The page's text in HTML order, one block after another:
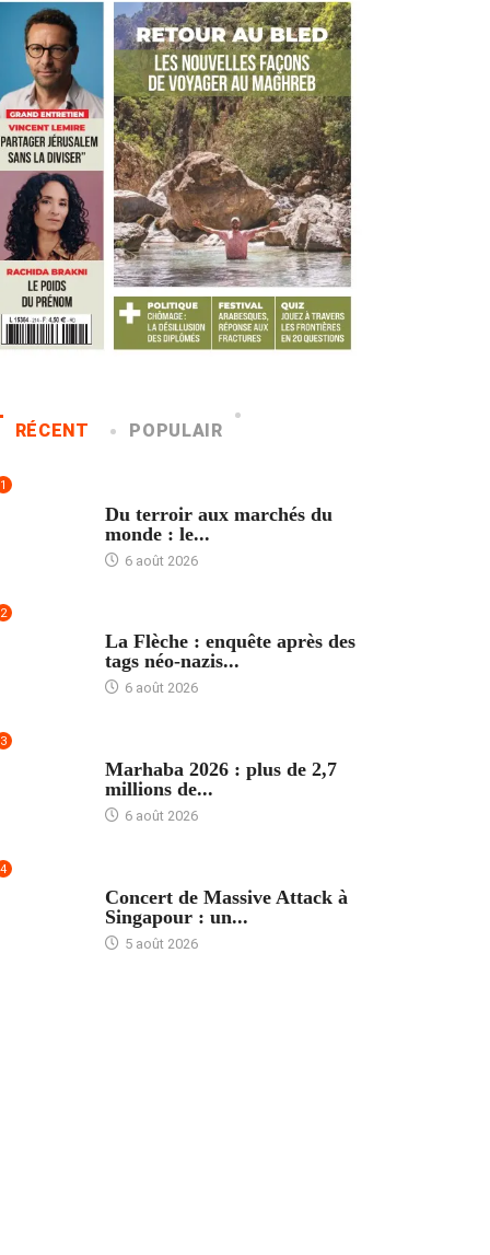
RÉCENT POPULAIR
1
Du terroir aux marchés du
monde : le...
6 août 2026
2
La Flèche : enquête après des
tags néo-nazis...
6 août 2026
3
Marhaba 2026 : plus de 2,7
millions de...
6 août 2026
4
Concert de Massive Attack à
Singapour : un...
5 août 2026